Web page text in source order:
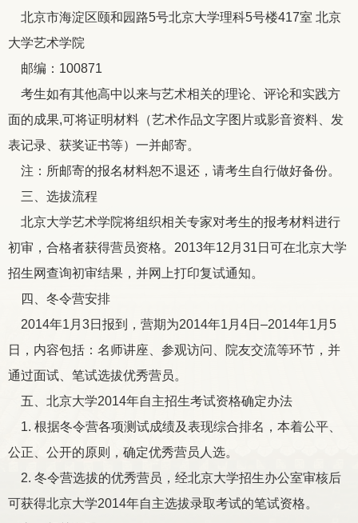
北京市海淀区颐和园路5号北京大学理科5号楼417室 北京
大学艺术学院
邮编：100871
考生如有其他高中以来与艺术相关的理论、评论和实践方
面的成果,可将证明材料（艺术作品文字图片或影音资料、发
表记录、获奖证书等）一并邮寄。
注：所邮寄的报名材料恕不退还，请考生自行做好备份。
三、选拔流程
北京大学艺术学院将组织相关专家对考生的报考材料进行
初审，合格者获得营员资格。2013年12月31日可在北京大学
招生网查询初审结果，并网上打印复试通知。
四、冬令营安排
2014年1月3日报到，营期为2014年1月4日–2014年1月5
日，内容包括：名师讲座、参观访问、院友交流等环节，并
通过面试、笔试选拔优秀营员。
五、北京大学2014年自主招生考试资格确定办法
1. 根据冬令营各项测试成绩及表现综合排名，本着公平、
公正、公开的原则，确定优秀营员人选。
2. 冬令营选拔的优秀营员，经北京大学招生办公室审核后
可获得北京大学2014年自主选拔录取考试的笔试资格。